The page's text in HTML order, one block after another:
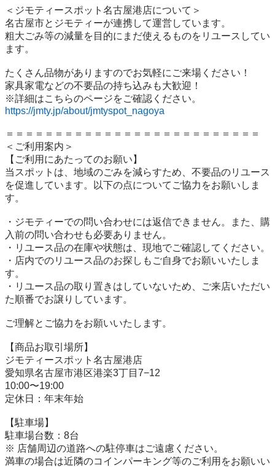
＜ジモティースポット名古屋港店について＞
名古屋市とジモティーが連携して運営しています。
粗⼤ごみ等の減量を⽬的にまだ使えるものをリユースしてい
ます。
たくさん品物がありますのでお気軽にご来場ください！
家具家電などの不要品の持ち込みも大歓迎！
https://jmty.jp/about/jmtyspot_nagoya
＝＝＝＝＝＝＝＝＝＝＝＝＝＝＝＝＝＝＝＝＝＝＝＝＝＝
＜ご利用案内＞
【ご利用にあたってのお願い】
当スポットは、地域のごみを減らすため、不要品のリユース
を促進しています。以下の点についてご協力をお願いしま
す。
・ジモティーでの問い合わせには返信できません。また、購
入前の問い合わせも必要ありません。
・リユース品の在庫や状態は、現地でご確認してください。
・店内でのリユース品のお探しもご自身でお願いいたしま
す。
・リユース品の取り置きはしていないため、ご来店いただい
た順番でお譲りしています。
ご理解とご協力をお願いいたします。
【商品お取引場所】
ジモティースポット名古屋港店
愛知県名古屋市港区港楽3丁目7−12
10:00〜19:00
定休日：年末年始
【駐⾞場】
駐車場台数：8台
※ 店舗周辺の道路への駐停車はご遠慮ください。
満車の場合は近隣のコインパーキング等のご利用をお願いい